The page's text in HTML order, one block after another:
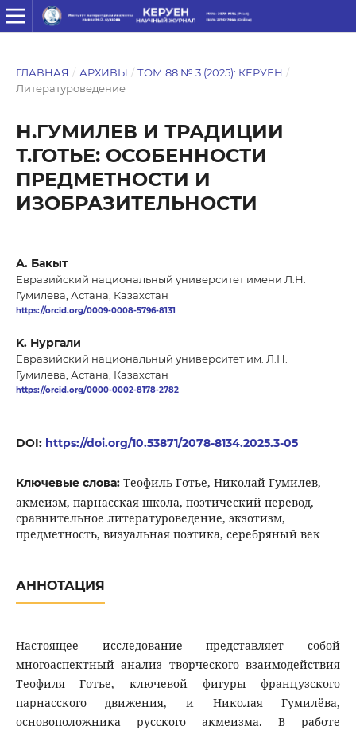
ГЛАВНАЯ / АРХИВЫ / ТОМ 88 № 3 (2025): КЕРУЕН /
Литературоведение
Н.ГУМИЛЕВ И ТРАДИЦИИ
Т.ГОТЬЕ: ОСОБЕННОСТИ
ПРЕДМЕТНОСТИ И
ИЗОБРАЗИТЕЛЬНОСТИ
А. Бакыт
Евразийский национальный университет имени Л.Н.
Гумилева, Астана, Казахстан
https://orcid.org/0009-0008-5796-8131
K. Нургали
Евразийский национальный университет им. Л.Н.
Гумилева, Астана, Казахстан
https://orcid.org/0000-0002-8178-2782
DOI: https://doi.org/10.53871/2078-8134.2025.3-05
Ключевые слова: Теофиль Готье, Николай Гумилев,
акмеизм, парнасская школа, поэтический перевод,
сравнительное литературоведение, экзотизм,
предметность, визуальная поэтика, серебряный век
АННОТАЦИЯ
Настоящее исследование представляет собой
многоаспектный анализ творческого взаимодействия
Теофиля Готье, ключевой фигуры французского
парнасского движения, и Николая Гумилёва,
основоположника русского акмеизма. В работе